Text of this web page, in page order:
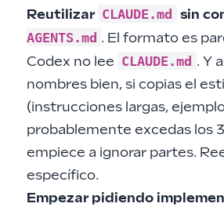
Reutilizar CLAUDE.md sin
AGENTS.md . El formato es
Codex no lee CLAUDE.md . Y
nombres bien, si copias el
(instrucciones largas,
probablemente excedas los
empiece a ignorar partes.
específico.
Empezar pidiendo